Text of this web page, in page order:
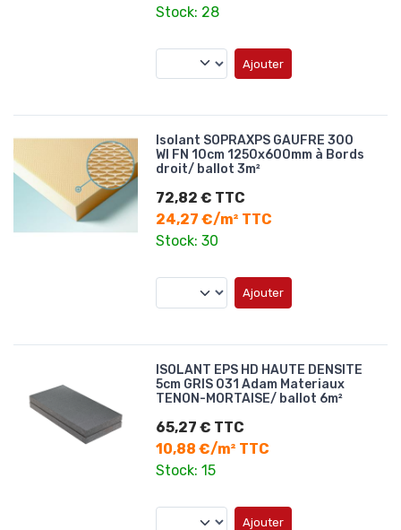
Stock: 28
Ajouter
Isolant SOPRAXPS GAUFRE 300
WI FN 10cm 1250x600mm à Bords
droit/ ballot 3m²
72,82 € TTC
24,27 €/m² TTC
Stock: 30
Ajouter
ISOLANT EPS HD HAUTE DENSITE
5cm GRIS 031 Adam Materiaux
TENON-MORTAISE/ ballot 6m²
65,27 € TTC
10,88 €/m² TTC
Stock: 15
Ajouter